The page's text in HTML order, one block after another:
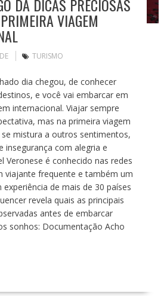
DÁ DICAS PRECIOSAS
VIAGEM
TURISMO
dia chegou, de conhecer
e você vai embarcar em
internacional. Viajar sempre
mas na primeira viagem
mistura a outros sentimentos,
insegurança com alegria e
Veronese é conhecido nas redes
viajante frequente e também um
de mais de 30 países
revela quais as principais
antes de embarcar
sonhos: Documentação Acho